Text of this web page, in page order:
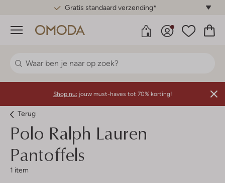
Gratis standaard verzending*
Menu
Shop nu: jouw must-haves tot 70% korting!
Terug
Polo Ralph Lauren
Pantoffels
1 item